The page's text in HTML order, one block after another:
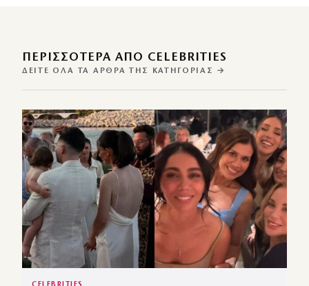
ΠΕΡΙΣΣΌΤΕΡΑ ΑΠΌ CELEBRITIES
ΔΕΊΤΕ ΌΛΑ ΤΑ ΆΡΘΡΑ ΤΗΣ ΚΑΤΗΓΟΡΊΑΣ →